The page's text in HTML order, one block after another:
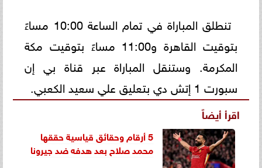
تنطلق المباراة في تمام الساعة 10:00 مساءً
بتوقيت القاهرة و11:00 مساءً بتوقيت مكة
المكرمة. وستنقل المباراة عبر قناة بي إن
سبورت 1 إتش دي بتعليق علي سعيد الكعبي.
اقرأ أيضاً
5 أرقام وحقائق قياسية حققها
محمد صلاح بعد هدفه ضد جيرونا